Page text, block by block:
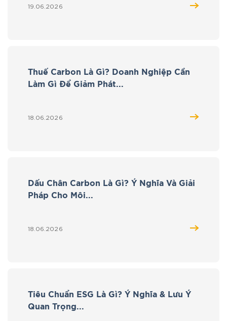
19.06.2026
Thuế Carbon Là Gì? Doanh Nghiệp Cần
Làm Gì Để Giảm Phát...
18.06.2026
Dấu Chân Carbon Là Gì? Ý Nghĩa Và Giải
Pháp Cho Môi...
18.06.2026
Tiêu Chuẩn ESG Là Gì? Ý Nghĩa & Lưu Ý
Quan Trọng...